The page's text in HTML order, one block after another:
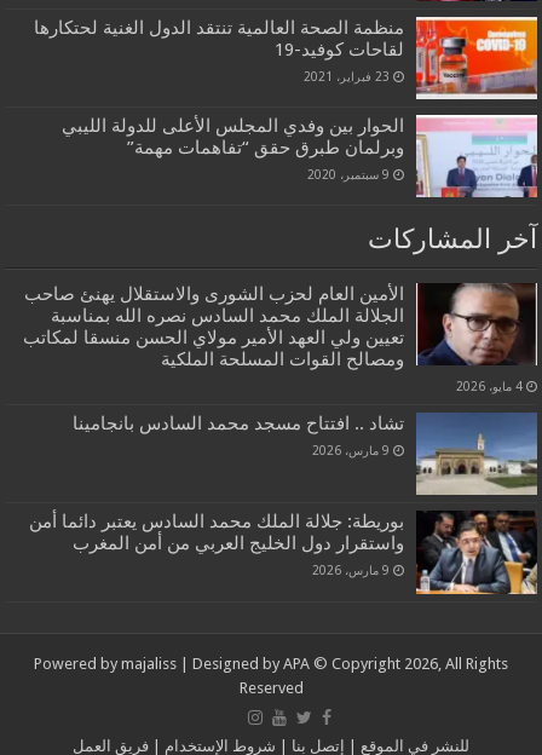
منظمة الصحة العالمية تنتقد الدول الغنية لحتكارها
لقاحات كوفيد-19
23 فبراير، 2021
الحوار بين وفدي المجلس الأعلى للدولة الليبي
وبرلمان طبرق حقق “تفاهمات مهمة”
9 سبتمبر، 2020
آخر المشاركات
الأمين العام لحزب الشورى والاستقلال يهنئ صاحب
الجلالة الملك محمد السادس نصره الله بمناسبة
تعيين ولي العهد الأمير مولاي الحسن منسقا لمكاتب
ومصالح القوات المسلحة الملكية
4 مايو، 2026
تشاد .. افتتاح مسجد محمد السادس بانجامينا
9 مارس، 2026
بوريطة: جلالة الملك محمد السادس يعتبر دائما أمن
واستقرار دول الخليج العربي من أمن المغرب
9 مارس، 2026
Powered by majaliss | Designed by APA © Copyright 2026, All Rights
Reserved
للنشر في الموقع | إتصل بنا | شروط الإستخدام | فريق العمل